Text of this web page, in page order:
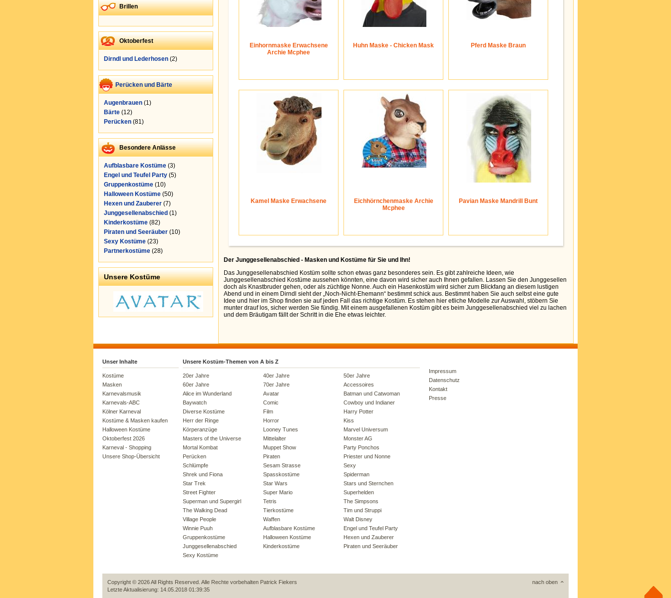
Brillen
Oktoberfest
Dirndl und Lederhosen (2)
Perücken und Bärte
Augenbrauen (1)
Bärte (12)
Perücken (81)
Besondere Anlässe
Aufblasbare Kostüme (3)
Engel und Teufel Party (5)
Gruppenkostüme (10)
Halloween Kostüme (50)
Hexen und Zauberer (7)
Junggesellenabschied (1)
Kinderkostüme (82)
Piraten und Seeräuber (10)
Sexy Kostüme (23)
Partnerkostüme (28)
Unsere Kostüme
Einhornmaske Erwachsene
Archie Mcphee
Huhn Maske - Chicken Mask Pferd Maske Braun
Kamel Maske Erwachsene
Eichhörnchenmaske Archie
Mcphee
Pavian Maske Mandrill Bunt
Der Junggesellenabschied - Masken und Kostüme für Sie und Ihn!
Das Junggesellenabschied Kostüm sollte schon etwas ganz besonderes sein. Es gibt zahlreiche Ideen, wie
Junggesellenabschied Kostüme aussehen könnten, eine davon wird sicher auch Ihnen gefallen. Lassen Sie den Junggesellen
doch als Knastbruder gehen, oder als züchtige Nonne. Auch ein Hasenkostüm wird sicher zum Blickfang an diesem lustigen
Abend und in einem Dirndl sieht der „Noch-Nicht-Ehemann“ bestimmt schick aus. Bestimmt haben Sie auch selbst eine gute
Idee und hier im Shop finden sie auf jeden Fall das richtige Kostüm. Es stehen hier etliche Modelle zur Auswahl, stöbern Sie
munter drauf los, sicher werden Sie fündig. Mit einem ausgefallenen Kostüm gibt es beim Junggesellenabschied viel zu lachen
und dem Bräutigam fällt der Schritt in die Ehe etwas leichter.
Unser Inhalte
Kostüme
Masken
Karnevalsmusik
Karnevals-ABC
Kölner Karneval
Kostüme & Masken kaufen
Halloween Kostüme
Oktoberfest 2026
Karneval - Shopping
Unsere Shop-Übersicht
Unsere Kostüm-Themen von A bis Z
20er Jahre 40er Jahre
50er Jahre
60er Jahre
70er Jahre
Accessoires
Alice im Wunderland
Avatar
Batman und Catwoman
Baywatch
Comic
Cowboy und Indianer
Diverse Kostüme
Film
Harry Potter
Herr der Ringe
Horror
Kiss
Körperanzüge
Looney Tunes
Marvel Universum
Masters of the Universe
Mittelalter
Monster AG
Mortal Kombat
Muppet Show
Party Ponchos
Perücken
Piraten
Priester und Nonne
Schlümpfe
Sesam Strasse
Sexy
Shrek und Fiona
Spasskostüme
Spiderman
Star Trek
Star Wars
Stars und Sternchen
Street Fighter
Super Mario
Superhelden
Superman und Supergirl
Tetris
The Simpsons
The Walking Dead
Tierkostüme
Tim und Struppi
Village People
Waffen
Walt Disney
Winnie Puuh
Aufblasbare Kostüme
Engel und Teufel Party
Gruppenkostüme
Halloween Kostüme
Hexen und Zauberer
Junggesellenabschied
Kinderkostüme
Piraten und Seeräuber
Sexy Kostüme
Impressum
Datenschutz
Kontakt
Presse
nach oben
Copyright © 2026 All Rights Reserved. Alle Rechte vorbehalten Patrick Fiekers
Letzte Aktualisierung: 14.05.2018 01:39:35